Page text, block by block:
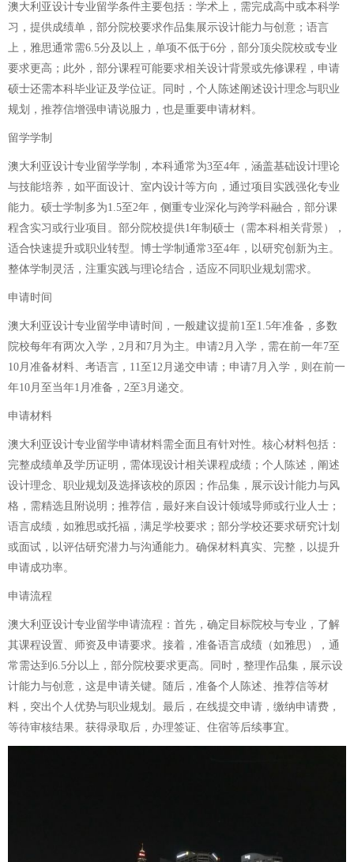
澳大利亚设计专业留学条件主要包括：学术上，需完成高中或本科学
习，提供成绩单，部分院校要求作品集展示设计能力与创意；语言
上，雅思通常需6.5分及以上，单项不低于6分，部分顶尖院校或专业
要求更高；此外，部分课程可能要求相关设计背景或先修课程，申请
硕士还需本科毕业证及学位证。同时，个人陈述阐述设计理念与职业
规划，推荐信增强申请说服力，也是重要申请材料。
留学学制
澳大利亚设计专业留学学制，本科通常为3至4年，涵盖基础设计理论
与技能培养，如平面设计、室内设计等方向，通过项目实践强化专业
能力。硕士学制多为1.5至2年，侧重专业深化与跨学科融合，部分课
程含实习或行业项目。部分院校提供1年制硕士（需本科相关背景），
适合快速提升或职业转型。博士学制通常3至4年，以研究创新为主。
整体学制灵活，注重实践与理论结合，适应不同职业规划需求。
申请时间
澳大利亚设计专业留学申请时间，一般建议提前1至1.5年准备，多数
院校每年有两次入学，2月和7月为主。申请2月入学，需在前一年7至
10月准备材料、考语言，11至12月递交申请；申请7月入学，则在前一
年10月至当年1月准备，2至3月递交。
申请材料
澳大利亚设计专业留学申请材料需全面且有针对性。核心材料包括：
完整成绩单及学历证明，需体现设计相关课程成绩；个人陈述，阐述
设计理念、职业规划及选择该校的原因；作品集，展示设计能力与风
格，需精选且附说明；推荐信，最好来自设计领域导师或行业人士；
语言成绩，如雅思或托福，满足学校要求；部分学校还要求研究计划
或面试，以评估研究潜力与沟通能力。确保材料真实、完整，以提升
申请成功率。
申请流程
澳大利亚设计专业留学申请流程：首先，确定目标院校与专业，了解
其课程设置、师资及申请要求。接着，准备语言成绩（如雅思），通
常需达到6.5分以上，部分院校要求更高。同时，整理作品集，展示设
计能力与创意，这是申请关键。随后，准备个人陈述、推荐信等材
料，突出个人优势与职业规划。最后，在线提交申请，缴纳申请费，
等待审核结果。获得录取后，办理签证、住宿等后续事宜。